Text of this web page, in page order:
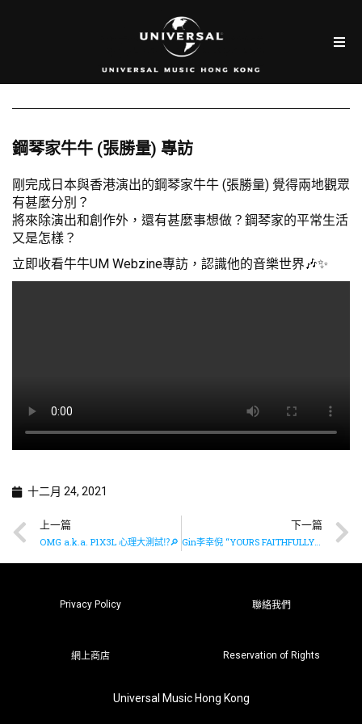
鋼琴家牛牛 (張勝量) 專訪
剛完成日本與香港演出的鋼琴家牛牛 (張勝量) 覺得兩地觀眾
有甚麼分別？
將來除演出和創作外，還有甚麼事想做？鋼琴家的平常生活
又是怎樣？
立即收看牛牛UM Webzine專訪，認識他的音樂世界🎶✨
十二月 24, 2021
上一篇
OMG a.k.a. P1X3L 心理大測試⁉️🔎
下一篇
Gin李幸倪 “YOURS FAITHFULLY” LIVE 音樂會《Have Yourself a Merry Little Christmas》
Privacy Policy 聯絡我們
網上商店 Reservation of Rights
Universal Music Hong Kong